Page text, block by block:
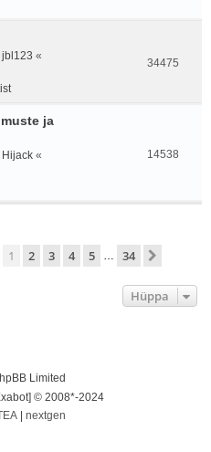
jbl123 «
34475
ja
Hijack «
14538
. leht34 -st
1 2 3 4 5 … 34
Hüppa
Limited
© 2008*-2024
nextgen